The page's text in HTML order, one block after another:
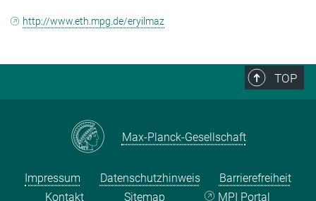
http://www.eth.mpg.de/eryilmaz
TOP
Max-Planck-Gesellschaft
Impressum Datenschutzhinweis
Barrierefreiheit
Kontakt
Sitemap MPI Portal